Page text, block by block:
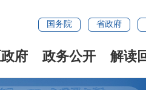
国务院 省政府
政府 政务公开 解读